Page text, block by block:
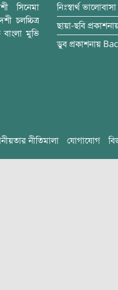
সিনেমা
চলচ্চিত্র
মুভি
নিঃস্বার্থ ভালোবাসা
ছায়া-ছবি
ডুব প্রকাশনায়
নীতিমালা যোগাযোগ